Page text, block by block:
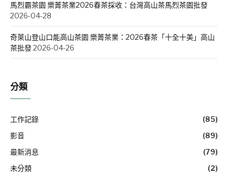
馬烈霸茶園 樂菁茶業2026春茶採收：台灣高山茶馬烈茶園批發
2026-04-28
奇萊山登山口能高山茶園 樂菁茶業：2026春茶「十全十美」高山
茶批發2026-04-26
分類
工作記錄
(85)
影音
(89)
最新消息
(79)
未分類
(2)